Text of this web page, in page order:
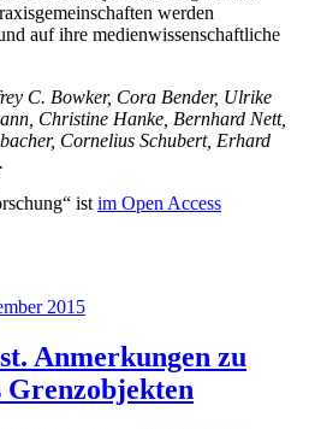
werden
auf ihre medienwissenschaftliche
C. Bowker, Cora Bender, Ulrike
Christine Hanke, Bernhard Nett,
Cornelius Schubert, Erhard
ist im Open Access
2015
Anmerkungen zu
Grenzobjekten